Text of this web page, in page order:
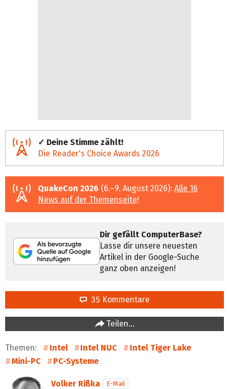
✓ Deine Stimme zählt!
Die Reader's Choice Awards 2026
QuakeCon 2026 (6.–9. August 2026): Alle 16
News auf der Themenseite!
Dir gefällt ComputerBase?
Lasse dir unsere neuesten
Artikel in der Google-Suche
ganz oben anzeigen!
35 Kommentare
Teilen…
Themen: Intel Intel NUC
Intel Tiger Lake
Mini-PC
PC-Systeme
Volker Rißka
E-Mail